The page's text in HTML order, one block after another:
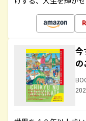
今
の